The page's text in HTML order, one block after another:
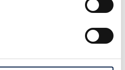
som
under lång